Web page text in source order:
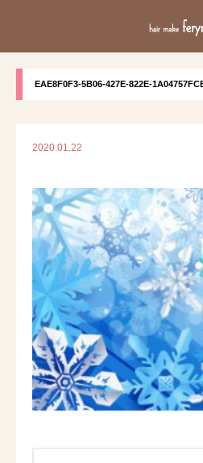
EAE8F0F3-5B06-427E-822E-
2020.01.22